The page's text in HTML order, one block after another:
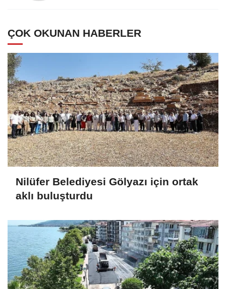
ÇOK OKUNAN HABERLER
Nilüfer Belediyesi Gölyazı için ortak
aklı buluşturdu